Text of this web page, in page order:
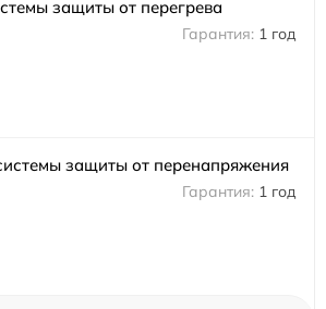
защиты от перегрева
1 год
защиты от перенапряжения
1 год